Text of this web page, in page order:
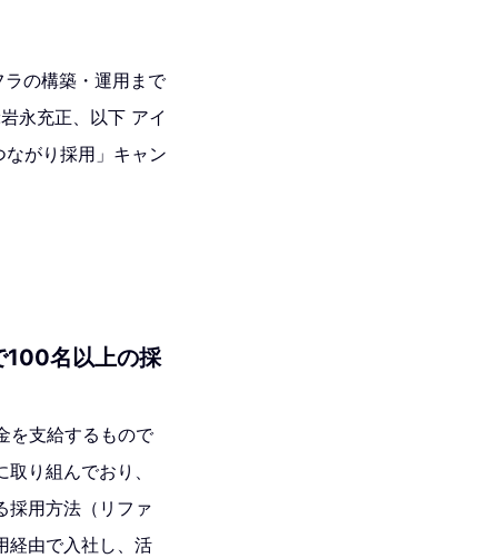
の構築・運用まで
永充正、以下 アイ
がり採用」キャン
100名以上の採
を支給するもので
り組んでおり、
採用方法（リファ
経由で入社し、活